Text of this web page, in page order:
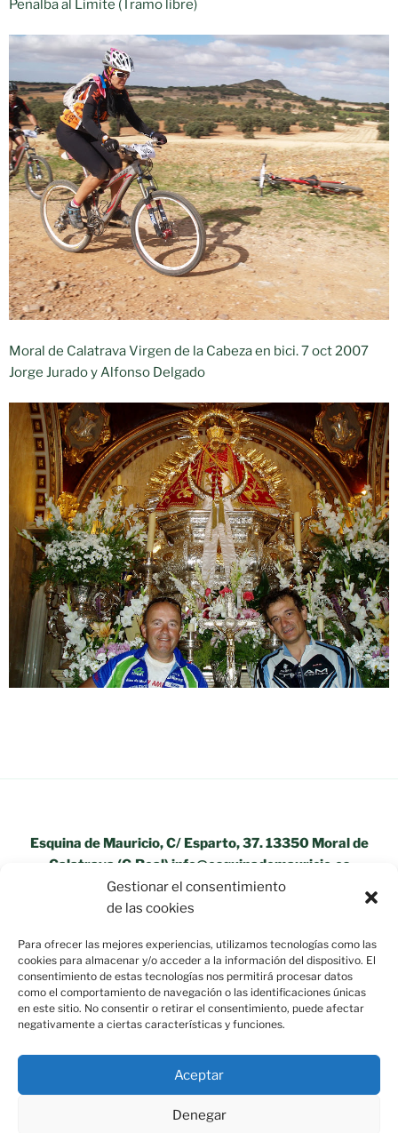
Gestionar el consentimiento
de las cookies
Para ofrecer las mejores experiencias, utilizamos tecnologías como las
cookies para almacenar y/o acceder a la información del dispositivo. El
consentimiento de estas tecnologías nos permitirá procesar datos
como el comportamiento de navegación o las identificaciones únicas
en este sitio. No consentir o retirar el consentimiento, puede afectar
negativamente a ciertas características y funciones.
Aceptar
Denegar
Peñalba al Limite (Tramo libre)
Moral de Calatrava Virgen de la Cabeza en bici. 7 oct 2007
Jorge Jurado y Alfonso Delgado
Esquina de Mauricio, C/ Esparto, 37. 13350 Moral de
Calatrava (C.Real) info@esquinademauricio.es
«Aviso Legal»